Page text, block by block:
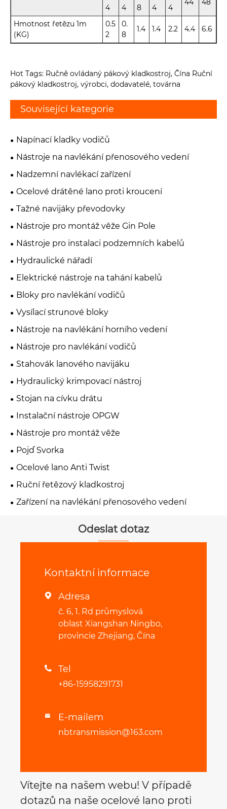
4
4
8
4
4
44 48
Hmotnost řetězu 1m
(KG)
0.5
2
0.
8
1.4 1.4 2.2 4.4 6.6
Hot Tags: Ručně ovládaný pákový kladkostroj, Čína Ruční
pákový kladkostroj, výrobci, dodavatelé, továrna
Související kategorie
Napínací kladky vodičů
Nástroje na navlékání přenosového vedení
Nadzemní navlékací zařízení
Ocelové drátěné lano proti kroucení
Tažné navijáky převodovky
Nástroje pro montáž věže Gin Pole
Nástroje pro instalaci podzemních kabelů
Hydraulické nářadí
Elektrické nástroje na tahání kabelů
Bloky pro navlékání vodičů
Vysílací strunové bloky
Nástroje na navlékání horního vedení
Nástroje pro navlékání vodičů
Stahovák lanového navijáku
Hydraulický krimpovací nástroj
Stojan na cívku drátu
Instalační nástroje OPGW
Nástroje pro montáž věže
Pojď Svorka
Ocelové lano Anti Twist
Ruční řetězový kladkostroj
Zařízení na navlékání přenosového vedení
Odeslat dotaz
Kontaktní informace
 Adresa
č. 6, 1. Rd průmyslová
oblast Xiangshan Ningbo,
provincie Zhejiang, Čína
 Tel
+86-15958291731
 E-mailem
nbtransmission@163.com
Vítejte na našem webu! V případě
dotazů na naše ocelové lano proti